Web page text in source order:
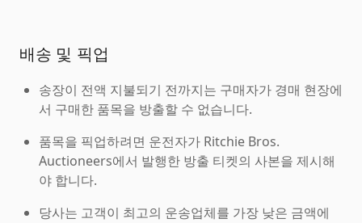
배송 및 픽업
송장이 전액 지불되기 전까지는 구매자가 경매 현장에
서 구매한 품목을 방출할 수 없습니다.
품목을 픽업하려면 운전자가 Ritchie Bros.
Auctioneers에서 발행한 방출 티켓의 사본을 제시해
야 합니다.
당사는 고객이 최고의 운송업체를 가장 낮은 금액에